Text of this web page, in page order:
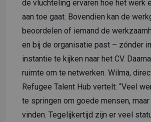
de vluchteling ervaren hoe het werk
aan toe gaat. Bovendien kan de
beoordelen of iemand de
en bij de organisatie past – zónder
instantie te kijken naar het CV.
ruimte om te netwerken. Wilma,
Refugee Talent Hub vertelt: “Veel
te springen om goede mensen,
vinden. Tegelijkertijd zijn er veel